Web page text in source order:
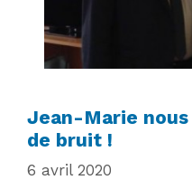
Jean-Marie
de bruit !
6 avril 2020